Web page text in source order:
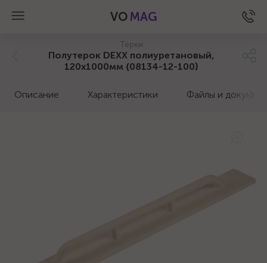
VO MAG
Терки
Полутерок DEXX полиуретановый,
120x1000мм {08134-12-100}
Описание Характеристики Файлы и